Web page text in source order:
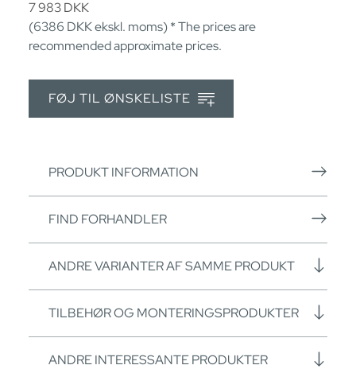
7 983DKK
(6386 DKKekskl. moms) * The prices are
recommended approximate prices.
FØJ TIL ØNSKELISTE
PRODUKT INFORMATION
FIND FORHANDLER
ANDRE VARIANTER AF SAMME PRODUKT
TILBEHØR OG MONTERINGSPRODUKTER
ANDRE INTERESSANTE PRODUKTER